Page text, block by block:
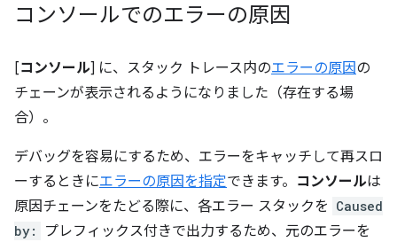
コンソールでのエラーの原因
[コンソール] に、スタック トレース内のエラーの原因の
チェーンが表示されるようになりました（存在する場
合）。
デバッグを容易にするため、エラーをキャッチして再スロ
ーするときにエラーの原因を指定できます。 コンソールは
原因チェーンをたどる際に、各エラー スタックを Caused
by:
プレフィックス付きで出力するため、元のエラーを